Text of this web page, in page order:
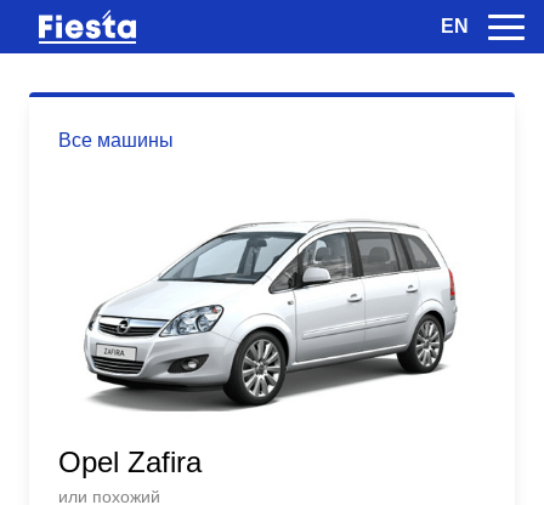
EN
Все машины
Opel Zafira
или похожий